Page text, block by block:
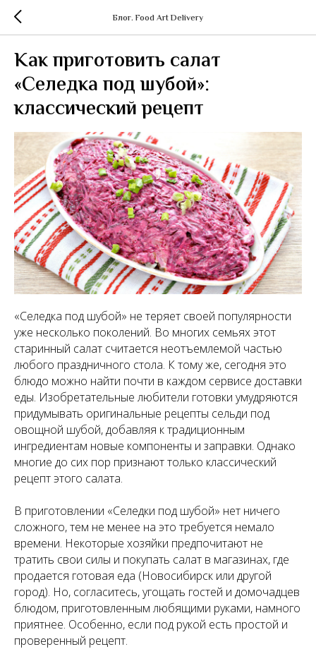
Блог. Food Art Delivery
Как приготовить салат
«Селедка под шубой»:
классический рецепт
«Селедка под шубой» не теряет своей популярности
уже несколько поколений. Во многих семьях этот
старинный салат считается неотъемлемой частью
любого праздничного стола. К тому же, сегодня это
блюдо можно найти почти в каждом сервисе доставки
еды. Изобретательные любители готовки умудряются
придумывать оригинальные рецепты сельди под
овощной шубой, добавляя к традиционным
ингредиентам новые компоненты и заправки. Однако
многие до сих пор признают только классический
рецепт этого салата.
В приготовлении «Селедки под шубой» нет ничего
сложного, тем не менее на это требуется немало
времени. Некоторые хозяйки предпочитают не
тратить свои силы и покупать салат в магазинах, где
продается готовая еда (Новосибирск или другой
город). Но, согласитесь, угощать гостей и домочадцев
блюдом, приготовленным любящими руками, намного
приятнее. Особенно, если под рукой есть простой и
проверенный рецепт.